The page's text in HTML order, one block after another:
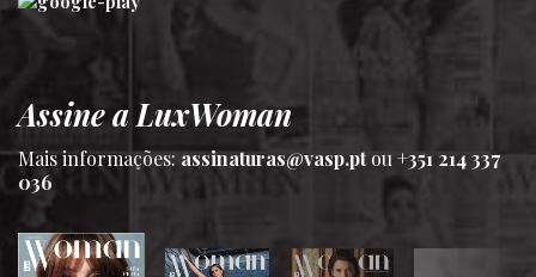
Assine a LuxWoman
Mais informações:assinaturas@vasp.ptou +351 214 337
036